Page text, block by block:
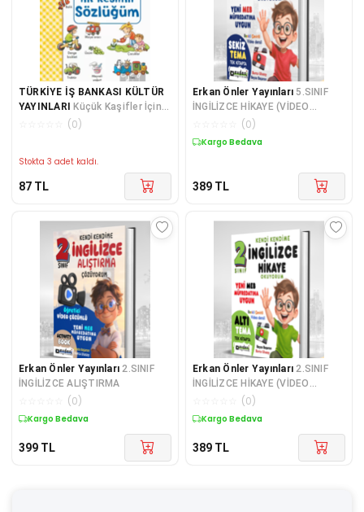
TÜRKİYE İŞ BANKASI KÜLTÜR
YAYINLARI Küçük Kaşifler İçin
İlk Resimli Sözlüğüm
(0)
Stokta 3 adet kaldı.
87 TL
Erkan Önler Yayınları 5.SINIF
İNGİLİZCE HİKAYE (VİDEO
(0)
Kargo Bedava
389 TL
Erkan Önler Yayınları 2.SINIF
İNGİLİZCE ALIŞTIRMA
(0)
Kargo Bedava
399 TL
Erkan Önler Yayınları 2.SINIF
İNGİLİZCE HİKAYE (VİDEO
(0)
Kargo Bedava
389 TL